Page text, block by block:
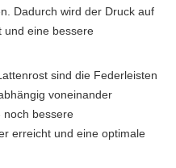
Dadurch wird der Druck auf
und eine bessere
sind die Federleisten
voneinander
noch bessere
erreicht und eine optimale